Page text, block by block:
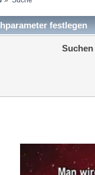
festlegen
Suchen